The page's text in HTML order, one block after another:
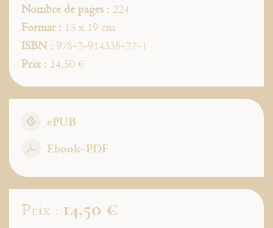
Nombre de pages : 224
Format : 13 x 19 cm
ISBN: 978-2-914338-27-1
Prix: 14,50 €
ePUB
Ebook-PDF
Prix : 14,50 €